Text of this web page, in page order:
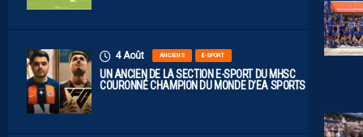
4 Août ANCIENS E-SPORT
UN ANCIEN DE LA SECTION E-SPORT DU MHSC
COURONNÉ CHAMPION DU MONDE D’EA SPORTS FC